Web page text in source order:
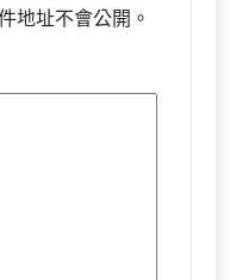
地址不會公開。